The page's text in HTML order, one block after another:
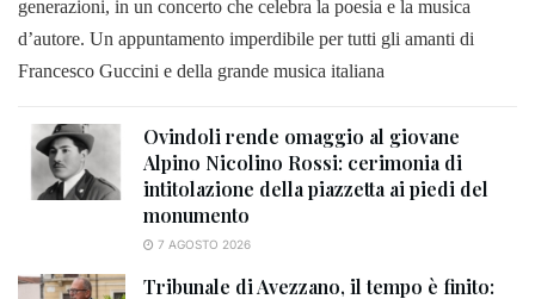
generazioni, in un concerto che celebra la poesia e la musica
d’autore. Un appuntamento imperdibile per tutti gli amanti di
Francesco Guccini e della grande musica italiana
Ovindoli rende omaggio al giovane
Alpino Nicolino Rossi: cerimonia di
intitolazione della piazzetta ai piedi del
monumento
7 AGOSTO 2026
Tribunale di Avezzano, il tempo è finito: